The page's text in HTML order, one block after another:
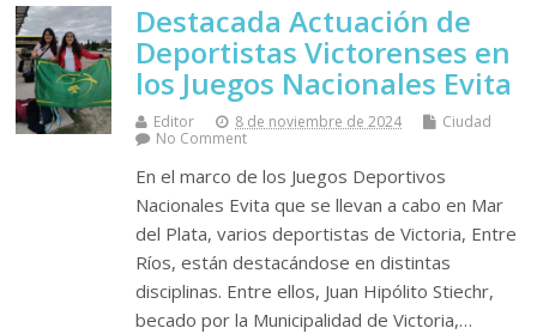
Destacada Actuación de
Deportistas Victorenses en
los Juegos Nacionales Evita
Editor 8 de noviembre de 2024
Ciudad
No Comment
En el marco de los Juegos Deportivos
Nacionales Evita que se llevan a cabo en Mar
del Plata, varios deportistas de Victoria, Entre
Ríos, están destacándose en distintas
disciplinas. Entre ellos, Juan Hipólito Stiechr,
becado por la Municipalidad de Victoria,…